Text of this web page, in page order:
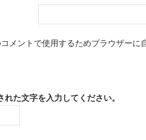
メントで使用するためブラウザーに
れた文字を入力してください。